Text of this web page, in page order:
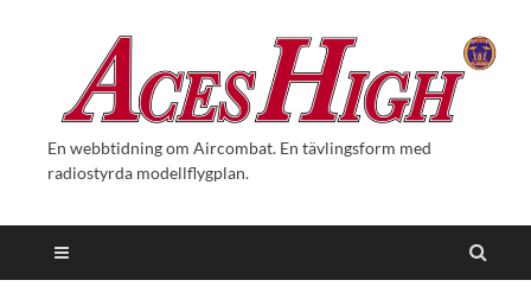
En webbtidning om Aircombat. En tävlingsform med
radiostyrda modellflygplan.